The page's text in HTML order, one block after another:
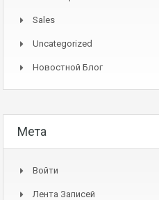
Sales
Uncategorized
Новостной Блог
Мета
Войти
Лента Записей